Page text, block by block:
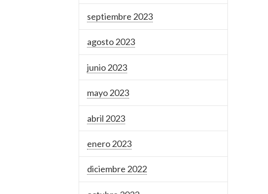
septiembre 2023
agosto 2023
junio 2023
mayo 2023
abril 2023
enero 2023
diciembre 2022